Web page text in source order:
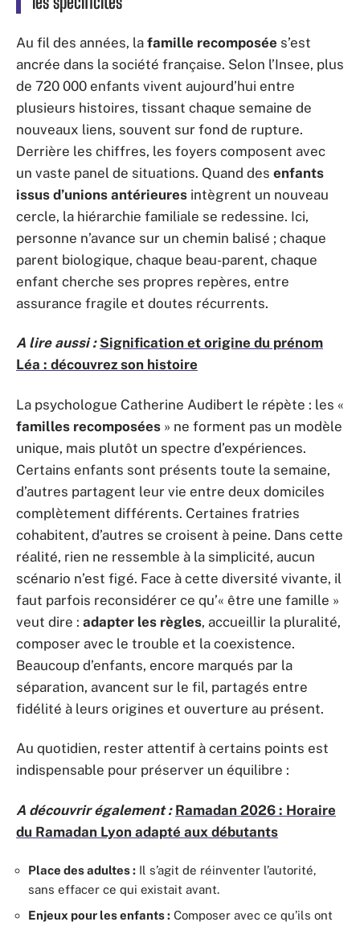
Au fil des années, la famille recomposée s’est
ancrée dans la société française. Selon l’Insee, plus
de 720 000 enfants vivent aujourd’hui entre
plusieurs histoires, tissant chaque semaine de
nouveaux liens, souvent sur fond de rupture.
Derrière les chiffres, les foyers composent avec
un vaste panel de situations. Quand des enfants
issus d’unions antérieures intègrent un nouveau
cercle, la hiérarchie familiale se redessine. Ici,
personne n’avance sur un chemin balisé ; chaque
parent biologique, chaque beau-parent, chaque
enfant cherche ses propres repères, entre
assurance fragile et doutes récurrents.
A lire aussi : Signification et origine du prénom
Léa : découvrez son histoire
La psychologue Catherine Audibert le répète : les «
familles recomposées » ne forment pas un modèle
unique, mais plutôt un spectre d’expériences.
Certains enfants sont présents toute la semaine,
d’autres partagent leur vie entre deux domiciles
complètement différents. Certaines fratries
cohabitent, d’autres se croisent à peine. Dans cette
réalité, rien ne ressemble à la simplicité, aucun
scénario n’est figé. Face à cette diversité vivante, il
faut parfois reconsidérer ce qu’« être une famille »
veut dire : adapter les règles, accueillir la pluralité,
composer avec le trouble et la coexistence.
Beaucoup d’enfants, encore marqués par la
séparation, avancent sur le fil, partagés entre
fidélité à leurs origines et ouverture au présent.
Au quotidien, rester attentif à certains points est
indispensable pour préserver un équilibre :
A découvrir également : Ramadan 2026 : Horaire
du Ramadan Lyon adapté aux débutants
Place des adultes : Il s’agit de réinventer l’autorité,
sans effacer ce qui existait avant.
Enjeux pour les enfants : Composer avec ce qu’ils ont